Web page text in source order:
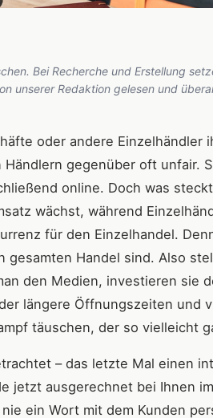
Bei Recherche und Erstellung
unserer Redaktion gelesen und
oder andere Einzelhändler
gegenüber oft unfair.
online. Doch was
wächst, während
für den Einzelhandel.
Handel sind. Also
den Medien, investieren sie
längere Öffnungszeiten und
täuschen, der so vielleicht
– das letzte Mal einen
jetzt ausgerechnet bei Ihnen
ein Wort mit dem Kunden